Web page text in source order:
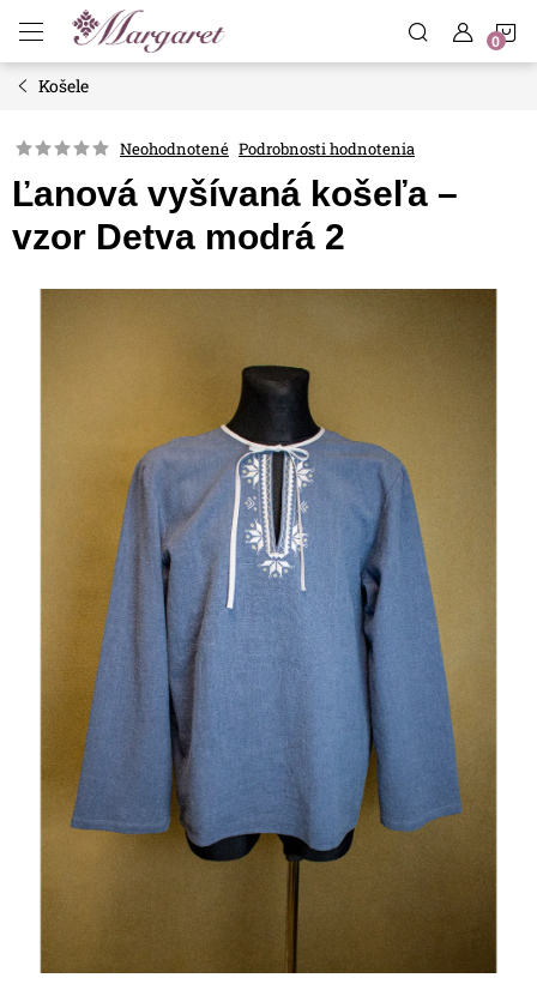
obsah
Košele
Neohodnotené Podrobnosti hodnotenia
Ľanová vyšívaná košeľa –
vzor Detva modrá 2